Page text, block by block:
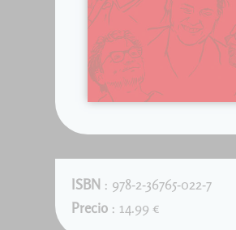
ISBN : 978-2-36765-022-7
Precio: 14.99 €